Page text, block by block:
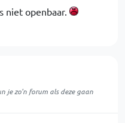
niet openbaar.
je zo'n forum als deze gaan